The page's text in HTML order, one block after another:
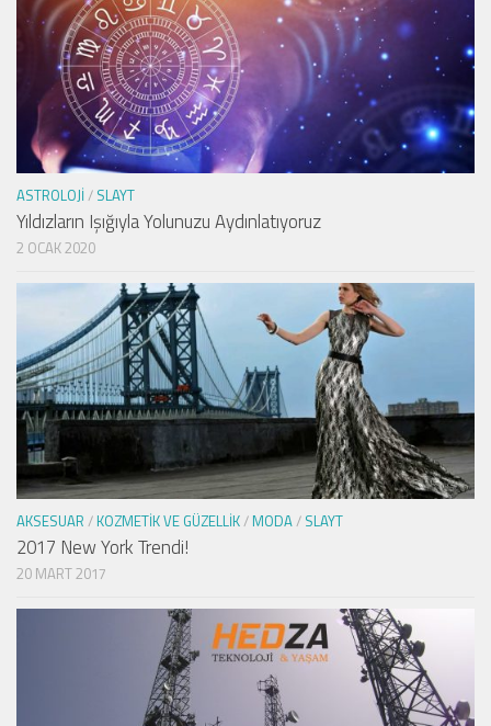
ASTROLOJI/ SLAYT
Yıldızların Işığıyla Yolunuzu Aydınlatıyoruz
2 OCAK 2020
AKSESUAR / KOZMETIK VE GÜZELLIK/ MODA/ SLAYT
2017 New York Trendi!
20 MART 2017